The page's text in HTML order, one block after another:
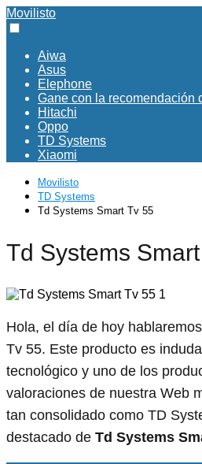
Movilisto
Aiwa
Asus
Elephone
Gane con la recomendación
Hitachi
Oppo
TD Systems
Xiaomi
Movilisto
TD Systems
Td Systems Smart Tv 55
Td Systems
Hola, el día de hoy
Tv 55. Este producto es
tecnológico y uno de los
valoraciones de nuestra Web
tan consolidado como TD
destacado de Td Systems